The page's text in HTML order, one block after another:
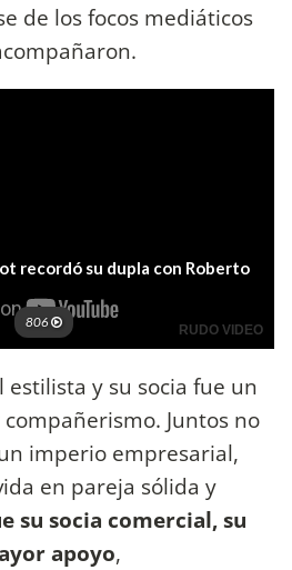
de los focos mediáticos
y su socia fue un
Juntos no
imperio empresarial,
en pareja sólida y
su socia comercial, su
apoyo,